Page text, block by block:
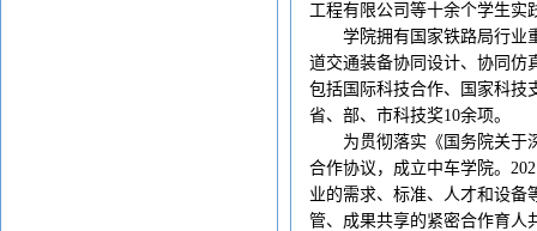
工程有限公司等十余个学生实
学院拥有国家铁路局行业
道交通装备协同设计、协同仿
包括国际科技合作、国家科技
省、部、市科技奖10余项。
为贯彻落实《国务院关于
合作协议，成立中车学院。
业的需求、标准、人才和设备
管、成果共享的紧密合作育人